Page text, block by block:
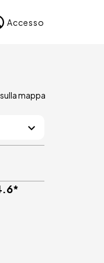
Accesso
mappa